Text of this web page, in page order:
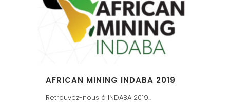
AFRICAN MINING INDABA 2019
Retrouvez-nous à INDABA 2019...